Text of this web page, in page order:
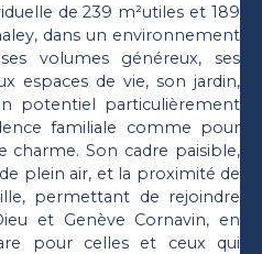
de 239 m²utiles et 189
dans un environnement
volumes généreux, ses
espaces de vie, son jardin,
potentiel particulièrement
familiale comme pour
charme. Son cadre paisible,
plein air, et la proximité de
permettant de rejoindre
et Genève Cornavin, en
pour celles et ceux qui